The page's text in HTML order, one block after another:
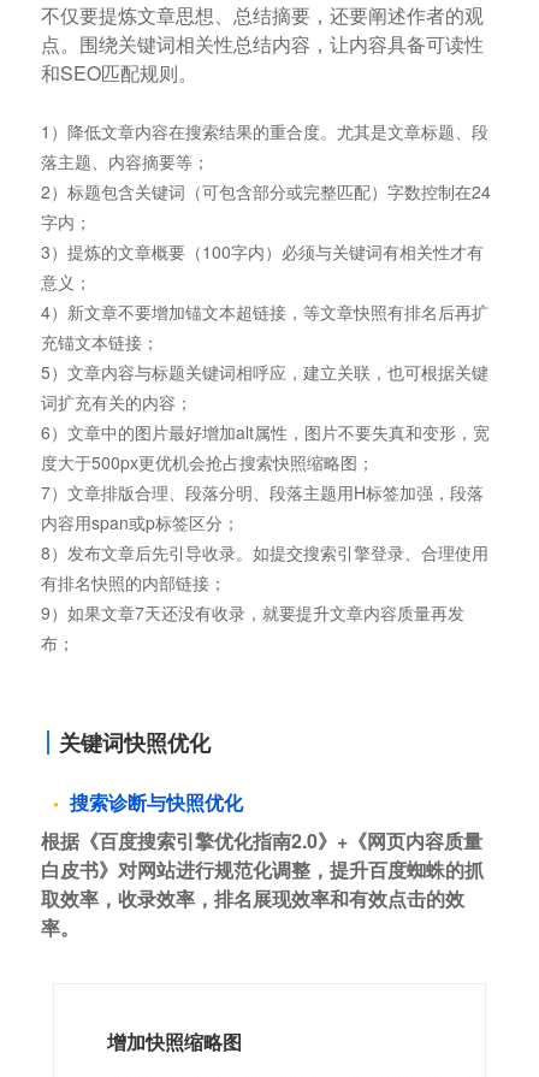
不仅要提炼文章思想、总结摘要，还要阐述作者的观
点。围绕关键词相关性总结内容，让内容具备可读性
和SEO匹配规则。
1）降低文章内容在搜索结果的重合度。尤其是文章标题、段
落主题、内容摘要等；
2）标题包含关键词（可包含部分或完整匹配）字数控制在24
字内；
3）提炼的文章概要（100字内）必须与关键词有相关性才有
意义；
4）新文章不要增加锚文本超链接，等文章快照有排名后再扩
充锚文本链接；
5）文章内容与标题关键词相呼应，建立关联，也可根据关键
词扩充有关的内容；
6）文章中的图片最好增加alt属性，图片不要失真和变形，宽
度大于500px更优机会抢占搜索快照缩略图；
7）文章排版合理、段落分明、段落主题用H标签加强，段落
内容用span或p标签区分；
8）发布文章后先引导收录。如提交搜索引擎登录、合理使用
有排名快照的内部链接；
9）如果文章7天还没有收录，就要提升文章内容质量再发
布；
关键词快照优化
搜索诊断与快照优化
根据《百度搜索引擎优化指南2.0》+《网页内容质量
白皮书》对网站进行规范化调整，提升百度蜘蛛的抓
取效率，收录效率，排名展现效率和有效点击的效
率。
增加快照缩略图